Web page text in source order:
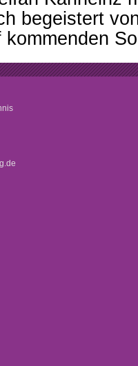
begeistert
kommenden